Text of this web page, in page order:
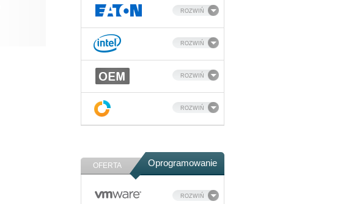
ROZWIŃ
ROZWIŃ
ROZWIŃ
ROZWIŃ
OFERTA Oprogramowanie
ROZWIŃ